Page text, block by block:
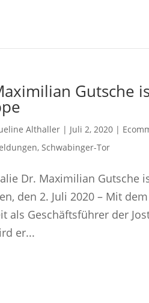
Gutsche
Althaller | Juli 2, 2020 |
,Schwabinger-Tor
Dr. Maximilian Gutsche
den 2. Juli 2020 – Mit
als Geschäftsführer der
er...